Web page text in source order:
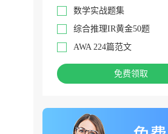
数学实战题集
综合推理IR黄金50题
AWA 224篇范文
免费领取